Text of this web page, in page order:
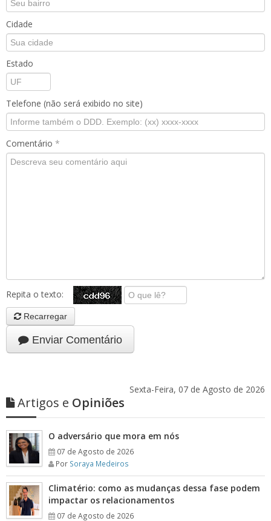
Cidade
Estado
Telefone (não será exibido no site)
Comentário *
Repita o texto:
Recarregar
Enviar Comentário
Sexta-Feira, 07 de Agosto de 2026
Artigos e Opiniões
O adversário que mora em nós
07 de Agosto de 2026
Por Soraya Medeiros
Climatério: como as mudanças dessa fase podem
impactar os relacionamentos
07 de Agosto de 2026